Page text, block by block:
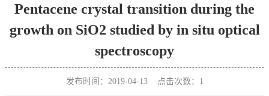
Pentacene crystal transition during the
growth on SiO2 studied by in situ optical
spectroscopy
发布时间：2019-04-13 点击次数： 1